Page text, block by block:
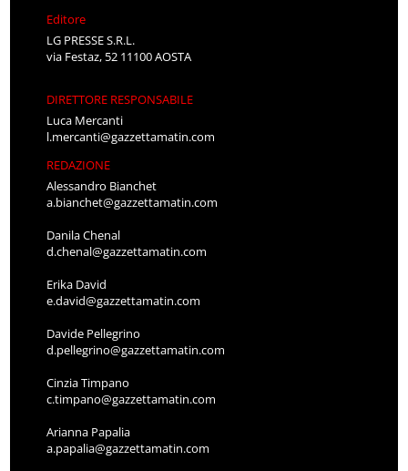
Editore
LG PRESSE S.R.L.
via Festaz, 52 11100 AOSTA
DIRETTORE RESPONSABILE
Luca Mercanti
l.mercanti@gazzettamatin.com
REDAZIONE
Alessandro Bianchet
a.bianchet@gazzettamatin.com
Danila Chenal
d.chenal@gazzettamatin.com
Erika David
e.david@gazzettamatin.com
Davide Pellegrino
d.pellegrino@gazzettamatin.com
Cinzia Timpano
c.timpano@gazzettamatin.com
Arianna Papalia
a.papalia@gazzettamatin.com